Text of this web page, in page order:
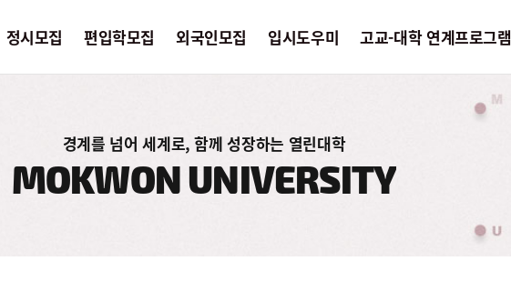
정시모집 편입학모집
모집요강
외국인모집
모집요강
입시도우미
공지사항
고교-대학 연계프로그램
경계를 넘어 세계로, 함께 성장하는 열린대학
MOKWON UNIVERSITY